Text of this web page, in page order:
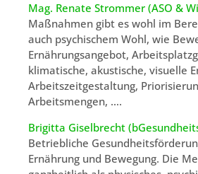
Mag. Renate Strommer (ASO &
Maßnahmen gibt es wohl im
auch psychischem Wohl, wie
Ernährungsangebot,
klimatische, akustische, visuelle
Arbeitszeitgestaltung,
Arbeitsmengen, ….
Brigitta Giselbrecht
Betriebliche
Ernährung und Bewegung. Die